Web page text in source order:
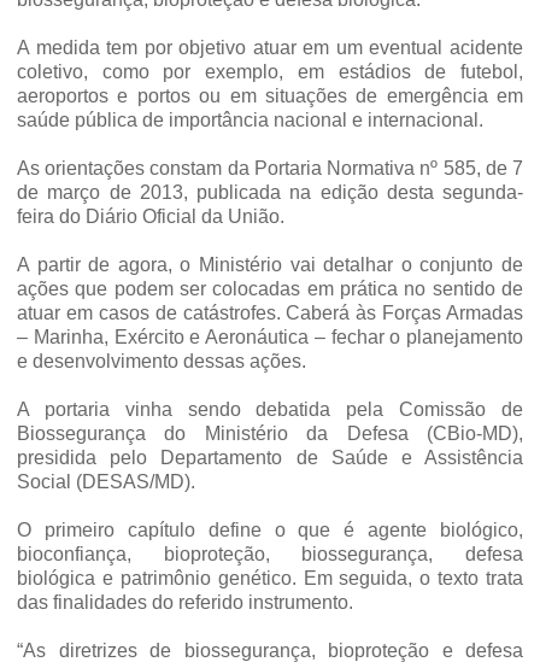
A medida tem por objetivo atuar em um eventual acidente
coletivo, como por exemplo, em estádios de futebol,
aeroportos e portos ou em situações de emergência em
saúde pública de importância nacional e internacional.
As orientações constam da Portaria Normativa nº 585, de 7
de março de 2013, publicada na edição desta segunda-
feira do Diário Oficial da União.
A partir de agora, o Ministério vai detalhar o conjunto de
ações que podem ser colocadas em prática no sentido de
atuar em casos de catástrofes.Caberá às Forças Armadas
– Marinha, Exército e Aeronáutica – fechar o planejamento
e desenvolvimento dessas ações.
A portaria vinha sendo debatida pela Comissão de
Biossegurança do Ministério da Defesa (CBio-MD),
presidida pelo Departamento de Saúde e Assistência
Social (DESAS/MD).
O primeiro capítulo define o que é agente biológico,
bioconfiança, bioproteção, biossegurança, defesa
biológica e patrimônio genético. Em seguida, o texto trata
das finalidades do referido instrumento.
“As diretrizes de biossegurança, bioproteção e defesa